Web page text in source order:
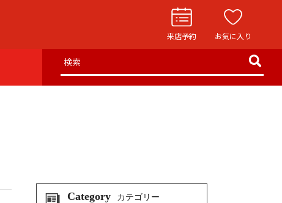
来店予約 お気に入り
お役立ち記事
フェア・ニュース
検索
Category カテゴリー